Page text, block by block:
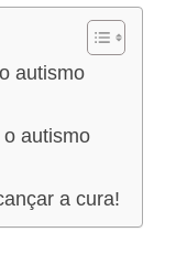
autismo
autismo
a cura!